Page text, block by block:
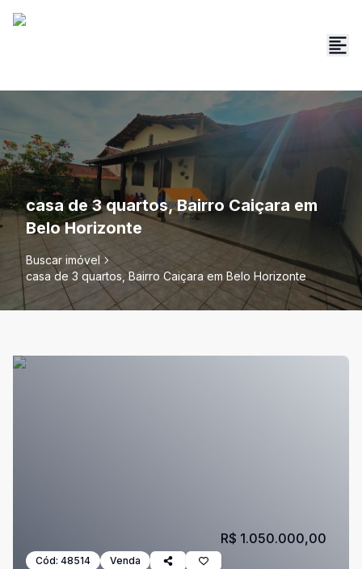
casa de 3 quartos, Bairro Caiçara em
Belo Horizonte
Buscar imóvel
casa de 3 quartos, Bairro Caiçara em Belo Horizonte
Cód: 48514 Venda
R$ 1.050.000,00